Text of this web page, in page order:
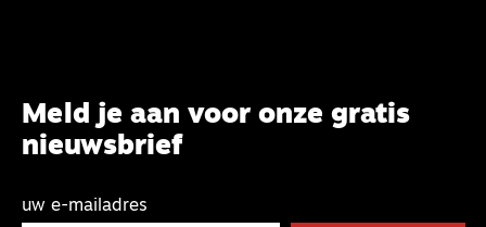
Meld je aan voor onze gratis
nieuwsbrief
uw e-mailadres